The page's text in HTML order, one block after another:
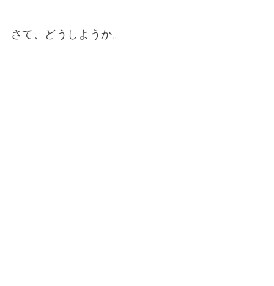
さて、どうしようか。